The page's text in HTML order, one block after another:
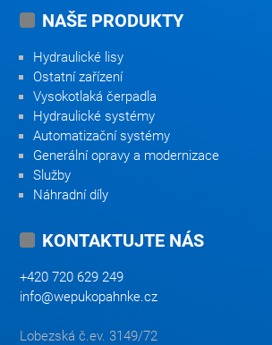
NAŠE PRODUKTY
Hydraulické lisy
Ostatní zařízení
Vysokotlaká čerpadla
Hydraulické systémy
Automatizační systémy
Generální opravy a modernizace
Služby
Náhradní díly
KONTAKTUJTE NÁS
+420 720 629 249
info@wepukopahnke.cz
Lobezská č.ev. 3149/72